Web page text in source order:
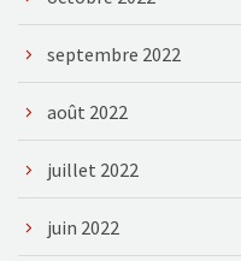
septembre 2022
août 2022
juillet 2022
juin 2022